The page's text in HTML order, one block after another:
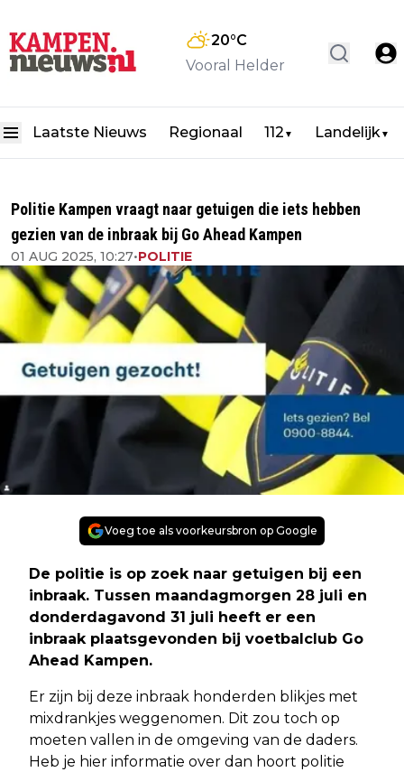
20°C
Vooral Helder
Laatste Nieuws Regionaal 112 ▼ Landelijk▼
Politie Kampen vraagt naar getuigen die iets hebben
gezien van de inbraak bij Go Ahead Kampen
01 AUG 2025, 10:27•POLITIE
Voeg toe als voorkeursbron op Google
De politie is op zoek naar getuigen bij een
inbraak. Tussen maandagmorgen 28 juli en
donderdagavond 31 juli heeft er een
inbraak plaatsgevonden bij voetbalclub Go
Ahead Kampen.
Er zijn bij deze inbraak honderden blikjes met
mixdrankjes weggenomen. Dit zou toch op
moeten vallen in de omgeving van de daders.
Heb je hier informatie over dan hoort politie